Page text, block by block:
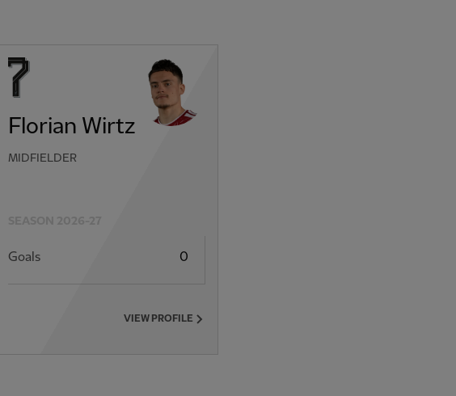
Florian Wirtz
MIDFIELDER
Goals 0
VIEW PROFILE